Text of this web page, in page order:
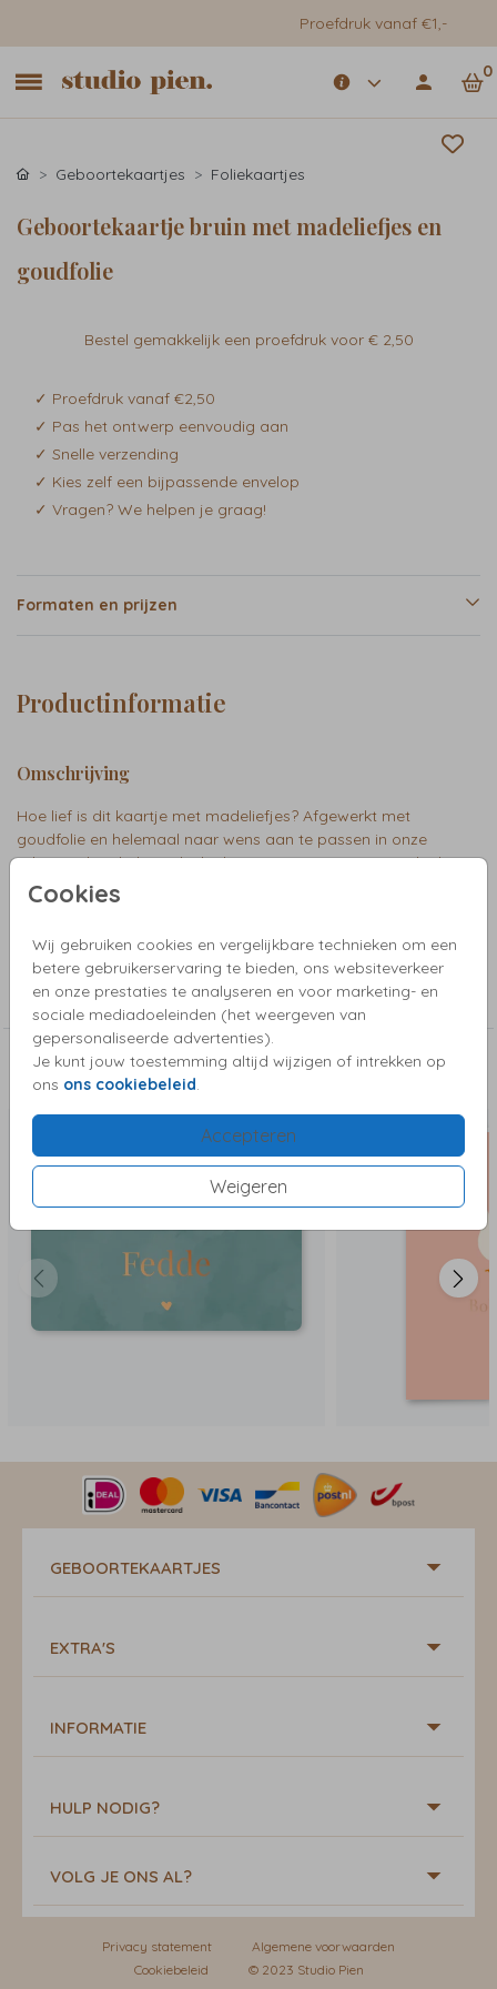
Proefdruk vanaf €1,-
0
Cookies
Wij gebruiken cookies en vergelijkbare technieken om een
betere gebruikerservaring te bieden, ons websiteverkeer
en onze prestaties te analyseren en voor marketing- en
sociale mediadoeleinden (het weergeven van
gepersonaliseerde advertenties).
Je kunt jouw toestemming altijd wijzigen of intrekken op
ons ons cookiebeleid.
Accepteren
Weigeren
Geboortekaartjes Foliekaartjes
Geboortekaartje bruin met madeliefjes en
goudfolie
Bestel gemakkelijk een proefdruk voor € 2,50
✓ Proefdruk vanaf €2,50
✓ Pas het ontwerp eenvoudig aan
✓ Snelle verzending
✓ Kies zelf een bijpassende envelop
✓ Vragen? We helpen je graag!
Formaten en prijzen
Productinformatie
Omschrijving
Hoe lief is dit kaartje met madeliefjes? Afgewerkt met
goudfolie en helemaal naar wens aan te passen in onze
editor. Heb je hulp nodig bij het ontwerpen van jouw ideale
kaartje? Stuur gerust een berichtje! Olivia
Collectie
Foliekaartjes
Deze kaartjes vind je misschien ook leuk
GEBOORTEKAARTJES
EXTRA'S
INFORMATIE
HULP NODIG?
VOLG JE ONS AL?
Privacy statement
Algemene voorwaarden
Cookiebeleid
© 2023 Studio Pien